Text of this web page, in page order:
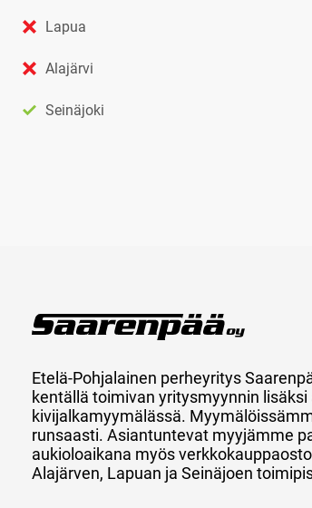
Lapua
Alajärvi
Seinäjoki
Etelä-Pohjalainen perheyritys
kentällä toimivan yritysmyynnin
kivijalkamyymälässä.
runsaasti. Asiantuntevat myyjämme
aukioloaikana myös
Alajärven, Lapuan ja Seinäjoen